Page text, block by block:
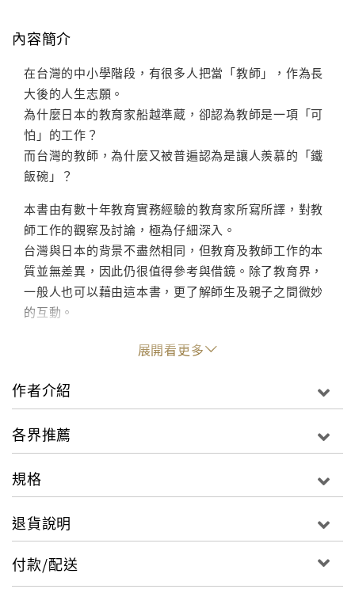
內容簡介
在台灣的中小學階段，有很多人把當「教師」，作為長
大後的人生志願。
為什麼日本的教育家船越準蔵，卻認為教師是一項「可
怕」的工作？
而台灣的教師，為什麼又被普遍認為是讓人羨慕的「鐵
飯碗」？
本書由有數十年教育實務經驗的教育家所寫所譯，對教
師工作的觀察及討論，極為仔細深入。
台灣與日本的背景不盡然相同，但教育及教師工作的本
質並無差異，因此仍很值得參考與借鏡。除了教育界，
一般人也可以藉由這本書，更了解師生及親子之間微妙
的互動。
展開看更多
作者介紹
各界推薦
規格
退貨說明
付款/配送